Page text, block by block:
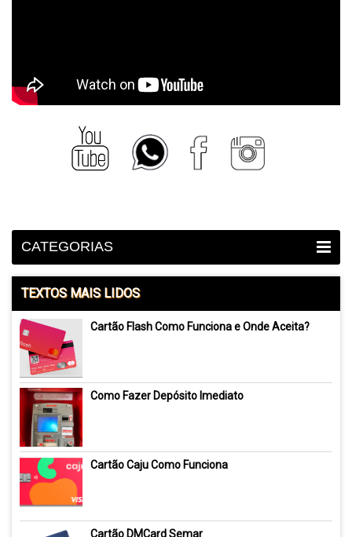
CATEGORIAS
TEXTOS MAIS LIDOS
Cartão Flash Como Funciona e Onde Aceita?
Como Fazer Depósito Imediato
Cartão Caju Como Funciona
Cartão DMCard Semar